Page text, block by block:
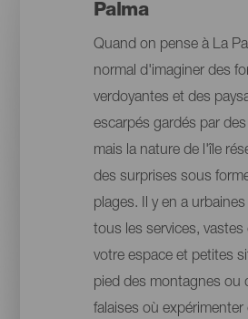
Palma
Quand on pense à La
normal d'imaginer des
verdoyantes et des
escarpés gardés par
mais la nature de l'île
des surprises sous
plages. Il y en a
tous les services, vastes
votre espace et petites
pied des montagnes ou
falaises où expérimenter